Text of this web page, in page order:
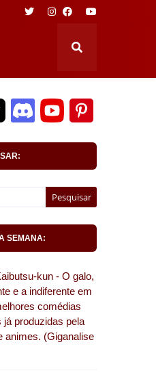
SEMANA:
kun - O galo,
e a indiferente em
comédias
já produzidas pela
animes. (Giganalise